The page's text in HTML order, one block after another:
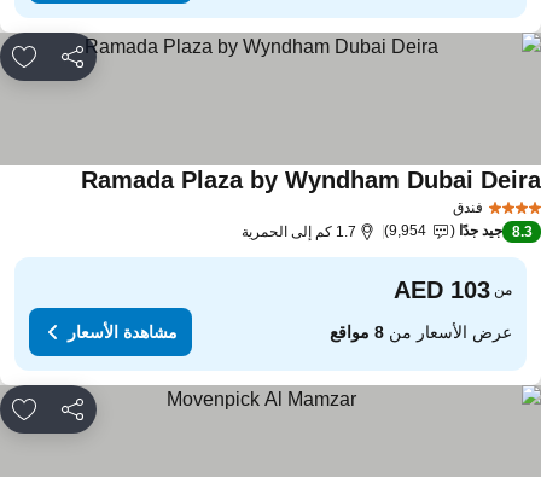
مشاركة
فندق
Ramada Plaza by Wyndham Dubaiمشاهدة
8.3 جيد جدًا 9,954 1.7 كم إلى الحمرية
من
عرض الأسعار من8 مواقع مشاهدة الأسعار
مشاركة